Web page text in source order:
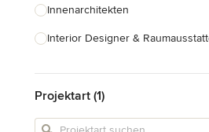
Innenarchitekten
Interior Designer &
Landschaftsarchitekten
Armaturen & Sanitärbedarf
Projektart (1)